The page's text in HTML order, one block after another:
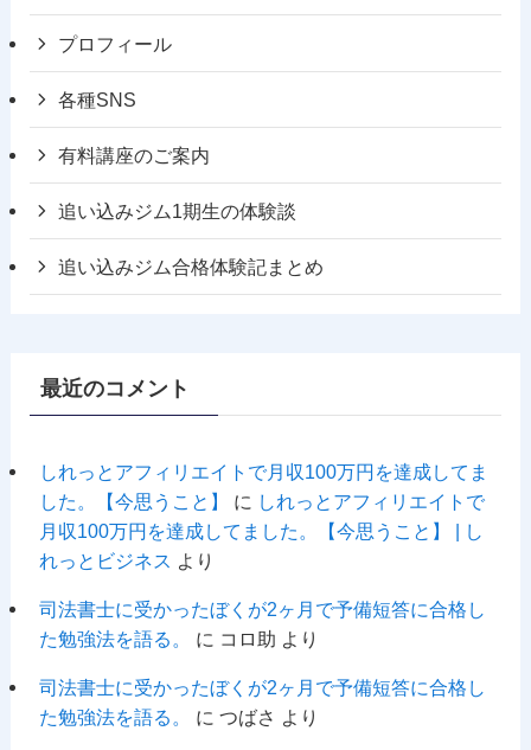
プロフィール
各種SNS
有料講座のご案内
追い込みジム1期生の体験談
追い込みジム合格体験記まとめ
最近のコメント
しれっとアフィリエイトで月収100万円を達成してま
した。【今思うこと】
に しれっとアフィリエイトで
月収100万円を達成してました。【今思うこと】 | し
れっとビジネス
より
司法書士に受かったぼくが2ヶ月で予備短答に合格し
た勉強法を語る。
に コロ助 より
司法書士に受かったぼくが2ヶ月で予備短答に合格し
た勉強法を語る。
に つばさ より